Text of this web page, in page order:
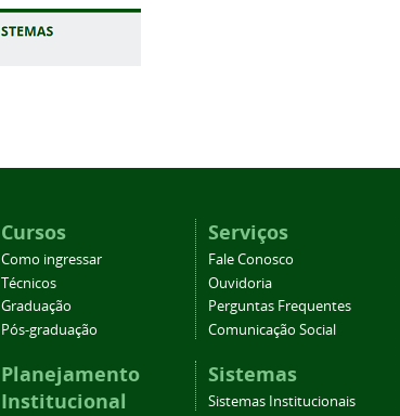
Cursos
Como ingressar
Técnicos
Graduação
Pós-graduação
Planejamento
Institucional
Serviços
Fale Conosco
Ouvidoria
Perguntas Frequentes
Comunicação Social
Sistemas
Sistemas Institucionais